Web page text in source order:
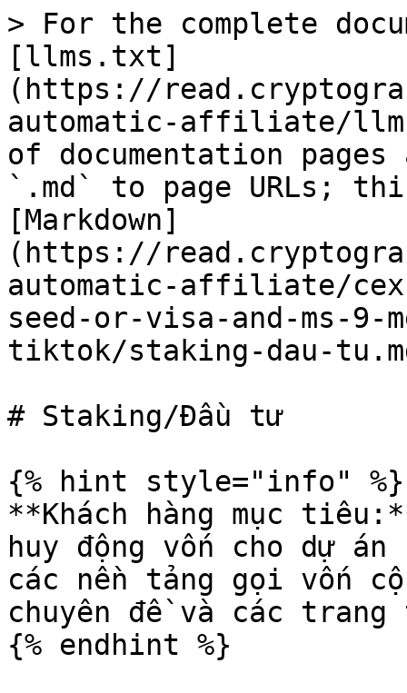
> For the complete
[llms.txt]
(https://
automatic-affiliate/
of documentation
`.md` to page URLs;
[Markdown]
(https://
automatic-affiliate/
seed-or-visa-and-ms-9-
tiktok/staking-dau-
# Staking/Đầu tư
{% hint style="info" %}
**Khách hàng mục
huy động vốn cho dự
các nền tảng gọi vốn
chuyên đề và các
{% endhint %}